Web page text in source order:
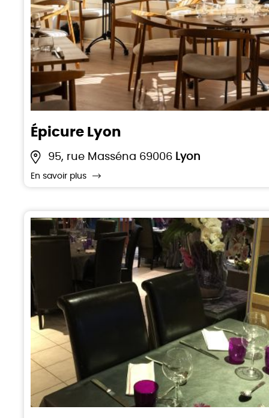
Épicure Lyon
95, rue Masséna 69006 Lyon
En savoir plus